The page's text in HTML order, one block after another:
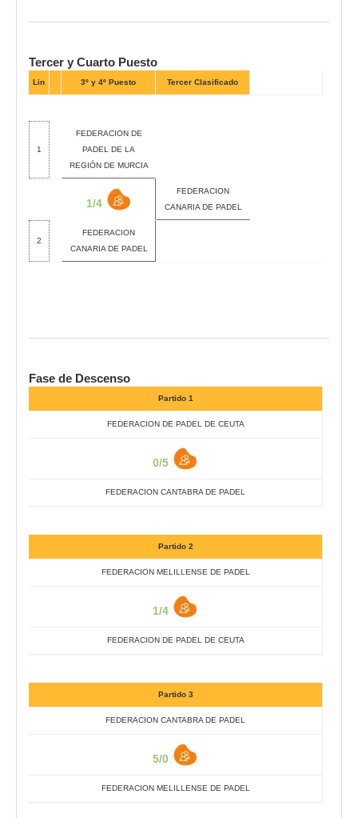
Tercer y Cuarto Puesto
Lin 3º y 4º Puesto Tercer Clasificado
1
FEDERACION DE
PADEL DE LA
REGIÓN DE MURCIA
1/4
FEDERACION
CANARIA DE PADEL
2
FEDERACION
CANARIA DE PADEL
Fase de Descenso
Partido 1
FEDERACION DE PADEL DE CEUTA
0/5
FEDERACION CANTABRA DE PADEL
Partido 2
FEDERACION MELILLENSE DE PADEL
1/4
FEDERACION DE PADEL DE CEUTA
Partido 3
FEDERACION CANTABRA DE PADEL
5/0
FEDERACION MELILLENSE DE PADEL